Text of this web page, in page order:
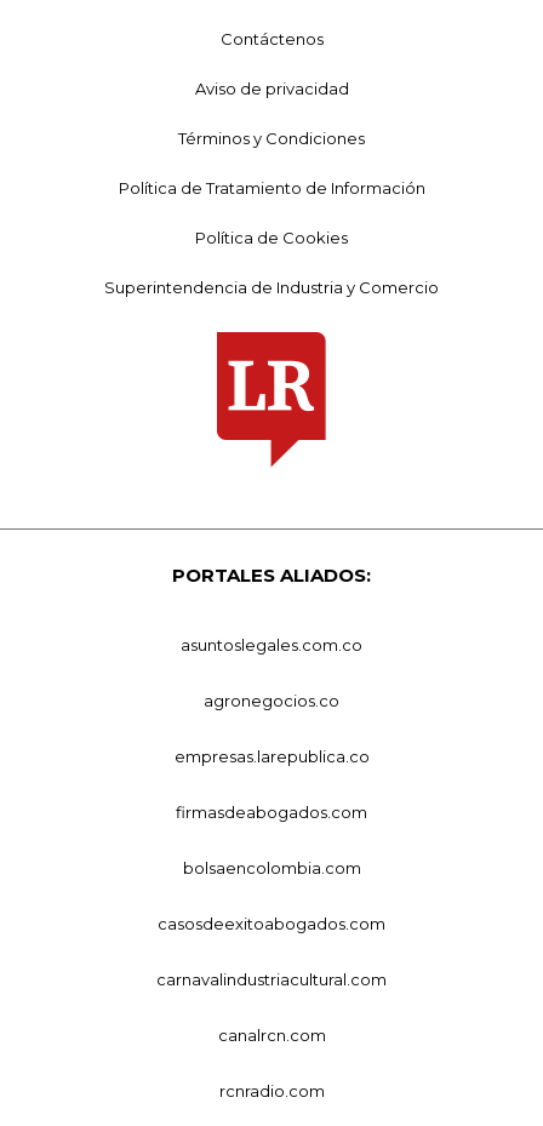
Contáctenos
Aviso de privacidad
Términos y Condiciones
Política de Tratamiento de Información
Política de Cookies
Superintendencia de Industria y Comercio
PORTALES ALIADOS:
asuntoslegales.com.co
agronegocios.co
empresas.larepublica.co
firmasdeabogados.com
bolsaencolombia.com
casosdeexitoabogados.com
carnavalindustriacultural.com
canalrcn.com
rcnradio.com